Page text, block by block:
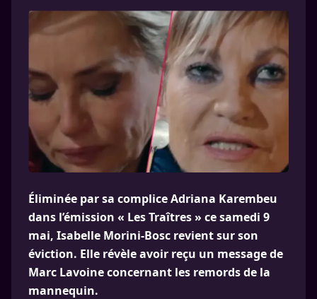
Éliminée par sa complice Adriana Karembeu
dans l’émission « Les Traîtres » ce samedi 9
mai, Isabelle Morini-Bosc revient sur son
éviction. Elle révèle avoir reçu un message de
Marc Lavoine concernant les remords de la
mannequin.